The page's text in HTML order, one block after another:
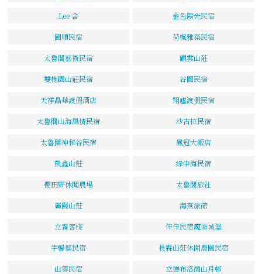
Lee 舍 金色陽光民宿
國順民宿 荷楓雅築民宿
太魯閣藝術民宿 觀雲山莊
雙橡園山莊民宿 谷園民宿
天祥晶華渡假酒店 翔廬渡假民宿
太魯閣山海風情民宿 沙古拉民宿
太魯閣神秘谷民宿 鳳冠大飯店
凱鑫山莊 綠中海民宿
櫻田野休閒農場 太魯閣旅社
麗園山莊 海燕旅館
立霧客棧 佳佳民宿魔術城堡
宇馨藝民宿 長霖山莊休閒農園民宿
山寨民宿 立德布洛灣山月邨